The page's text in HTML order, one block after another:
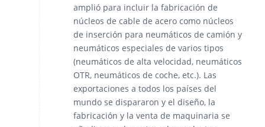
amplió para incluir la fabricación de
núcleos de cable de acero como núcleos
de inserción para neumáticos de camión y
neumáticos especiales de varios tipos
(neumáticos de alta velocidad, neumáticos
OTR, neumáticos de coche, etc.). Las
exportaciones a todos los países del
mundo se dispararon y el diseño, la
fabricación y la venta de maquinaria se